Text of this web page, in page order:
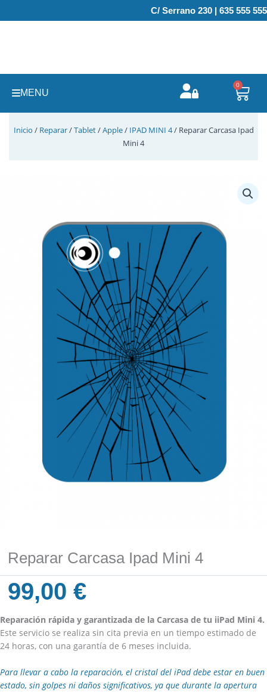
al
C/ Serrano 230 | 635 555 555
MENU
0
Inicio / Reparar/Tablet/Apple/ IPAD MINI 4/ Reparar Carcasa Ipad
Mini 4
Reparar Carcasa Ipad Mini 4
99,00€
Reparación rápida y garantizada de la Carcasa de tu iiPad Mini 4.
Este servicio se realiza sin cita previa en un tiempo estimado de
24 horas, con una garantía de 6 meses incluida.
Para llevar a cabo la reparación, el cristal del iPad debe estar en buen
estado, sin golpes ni daños significativos, ya que durante la apertura